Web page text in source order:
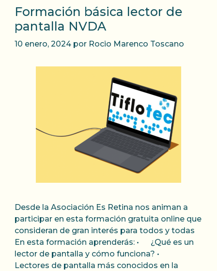
Formación básica lector de
pantalla NVDA
10 enero, 2024 por Rocio Marenco Toscano
Desde la Asociación Es Retina nos animan a
participar en esta formación gratuita online que
consideran de gran interés para todos y todas
En esta formación aprenderás: • ¿Qué es un
lector de pantalla y cómo funciona? •
Lectores de pantalla más conocidos en la